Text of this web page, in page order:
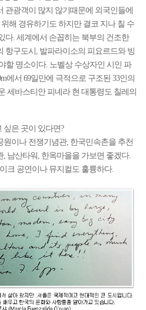
관광객이 많지 않기때문에 외국인들에
해 경유하기도 하지만 결코 지나 칠 수
다. 세계에서 손꼽히는 북부의 건조한
항구도시, 발파라이소의 피요르드와 빙
할 명소이다. 노벨상 수상자인 시인 파
에서 69일만에 극적으로 구조된 33인의
세바스티안 피녜라 현 대통령도 칠레의
싶은 곳이 있다면?
이나 전쟁기념관, 한국민속촌을 추천
남산타워, 한옥마을을 가보면 좋겠다.
크 공연이나 뮤지컬도 훌륭하다.